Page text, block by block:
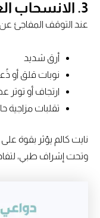
3. الانسحاب العصبي:
عند التوقف المفاجئ
أرق شديد
نوبات قلق أو ذُعر
ارتجاف أو توتر
تقلبات مزاجية
نايت كالم يؤثر بقوة
وتحت إشراف طبي،